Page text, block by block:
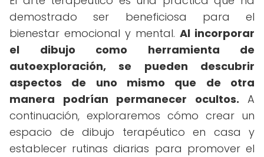
demostrado ser beneficiosa para el
bienestar emocional y mental. Al incorporar
el dibujo como herramienta de
autoexploración, se pueden descubrir
aspectos de uno mismo que de otra
manera podrían permanecer ocultos. A
continuación, exploraremos cómo crear un
espacio de dibujo terapéutico en casa y
establecer rutinas diarias para promover el